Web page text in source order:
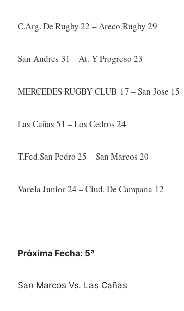
C.Arg. De Rugby 22 – Areco Rugby 29
San Andres 31 – At. Y Progreso 23
MERCEDES RUGBY CLUB 17 – San Jose 15
Las Cañas 51 – Los Cedros 24
T.Fed.San Pedro 25 – San Marcos 20
Varela Junior 24 – Ciud. De Campana 12
Próxima Fecha: 5ª
San Marcos Vs. Las Cañas